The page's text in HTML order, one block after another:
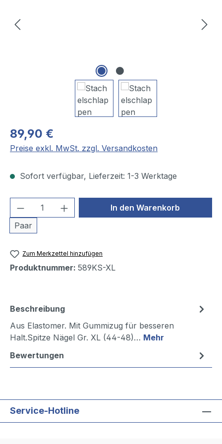
89,90 €
Preise exkl. MwSt. zzgl. Versandkosten
Sofort verfügbar, Lieferzeit: 1-3 Werktage
Produkt Anzahl: Gib den
Paar
In den Warenkorb
Zum Merkzettel hinzufügen
Produktnummer: 589KS-XL
Beschreibung
Aus Elastomer. Mit Gummizug für besseren
Halt.Spitze Nägel Gr. XL (44-48)… Mehr
Bewertungen
Service-Hotline